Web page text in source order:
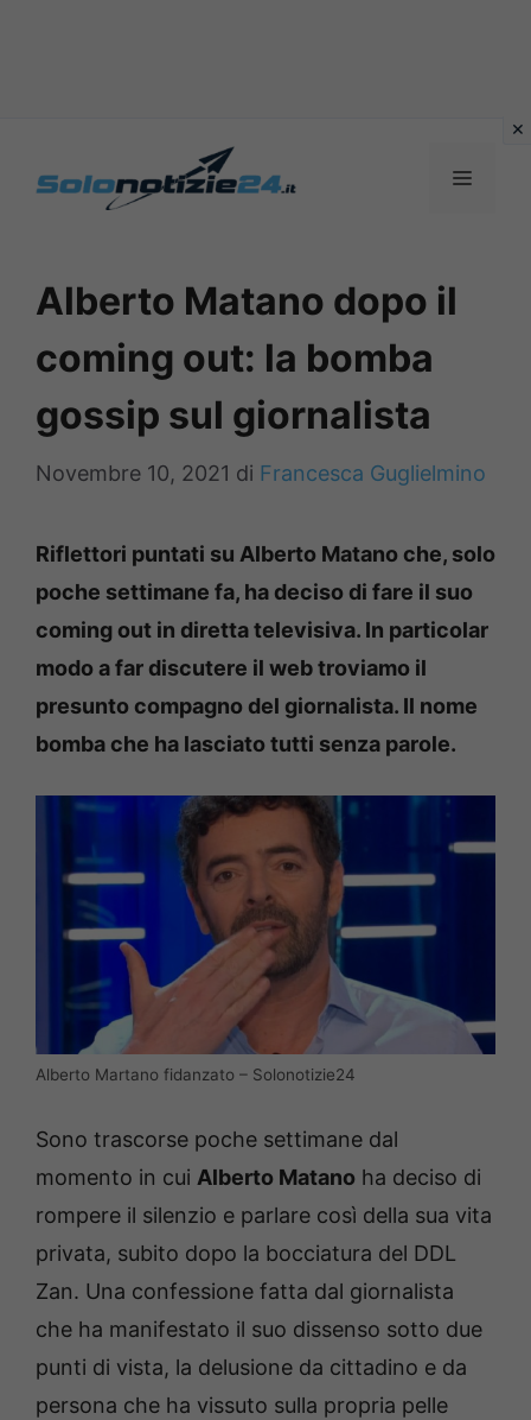
MENU
Alberto Matano dopo il
coming out: la bomba
gossip sul giornalista
Novembre 10, 2021 di Francesca Guglielmino
Riflettori puntati su Alberto Matano che, solo
poche settimane fa, ha deciso di fare il suo
coming out in diretta televisiva. In particolar
modo a far discutere il web troviamo il
presunto compagno del giornalista. Il nome
bomba che ha lasciato tutti senza parole.
Alberto Martano fidanzato – Solonotizie24
Sono trascorse poche settimane dal
momento in cui Alberto Matano ha deciso di
rompere il silenzio e parlare così della sua vita
privata, subito dopo la bocciatura del DDL
Zan. Una confessione fatta dal giornalista
che ha manifestato il suo dissenso sotto due
punti di vista, la delusione da cittadino e da
persona che ha vissuto sulla propria pelle